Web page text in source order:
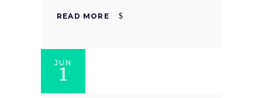
READ MORE
JUN
1